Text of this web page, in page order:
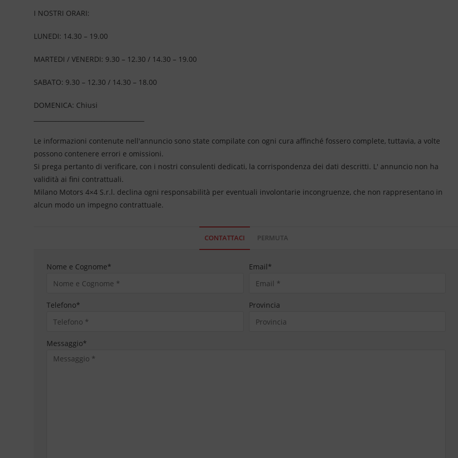
I NOSTRI ORARI:
LUNEDI: 14.30 – 19.00
MARTEDI / VENERDI: 9.30 – 12.30 / 14.30 – 19.00
SABATO: 9.30 – 12.30 / 14.30 – 18.00
DOMENICA: Chiusi
Le informazioni contenute nell'annuncio sono state compilate con ogni cura affinché fossero complete, tuttavia, a volte
possono contenere errori e omissioni.
Si prega pertanto di verificare, con i nostri consulenti dedicati, la corrispondenza dei dati descritti. L' annuncio non ha
validità ai fini contrattuali.
Milano Motors 4×4 S.r.l. declina ogni responsabilità per eventuali involontarie incongruenze, che non rappresentano in
alcun modo un impegno contrattuale.
CONTATTACI PERMUTA
Nome e Cognome* Email*
Telefono* Provincia
Messaggio*